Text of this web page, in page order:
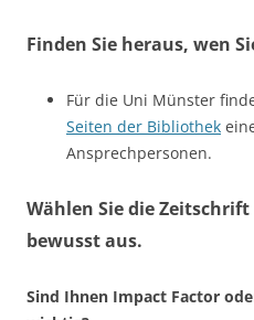
Finden Sie heraus, wen
Für die Uni Münster
Seiten der Bibliothek
Ansprechpersonen.
Wählen Sie die
bewusst aus.
Sind Ihnen Impact Factor